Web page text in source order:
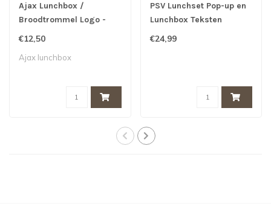
Ajax Lunchbox /
Broodtrommel Logo -
Mepal -
€12,50
Ajax lunchbox
PSV Lunchset Pop-up en
Lunchbox Teksten
€24,99